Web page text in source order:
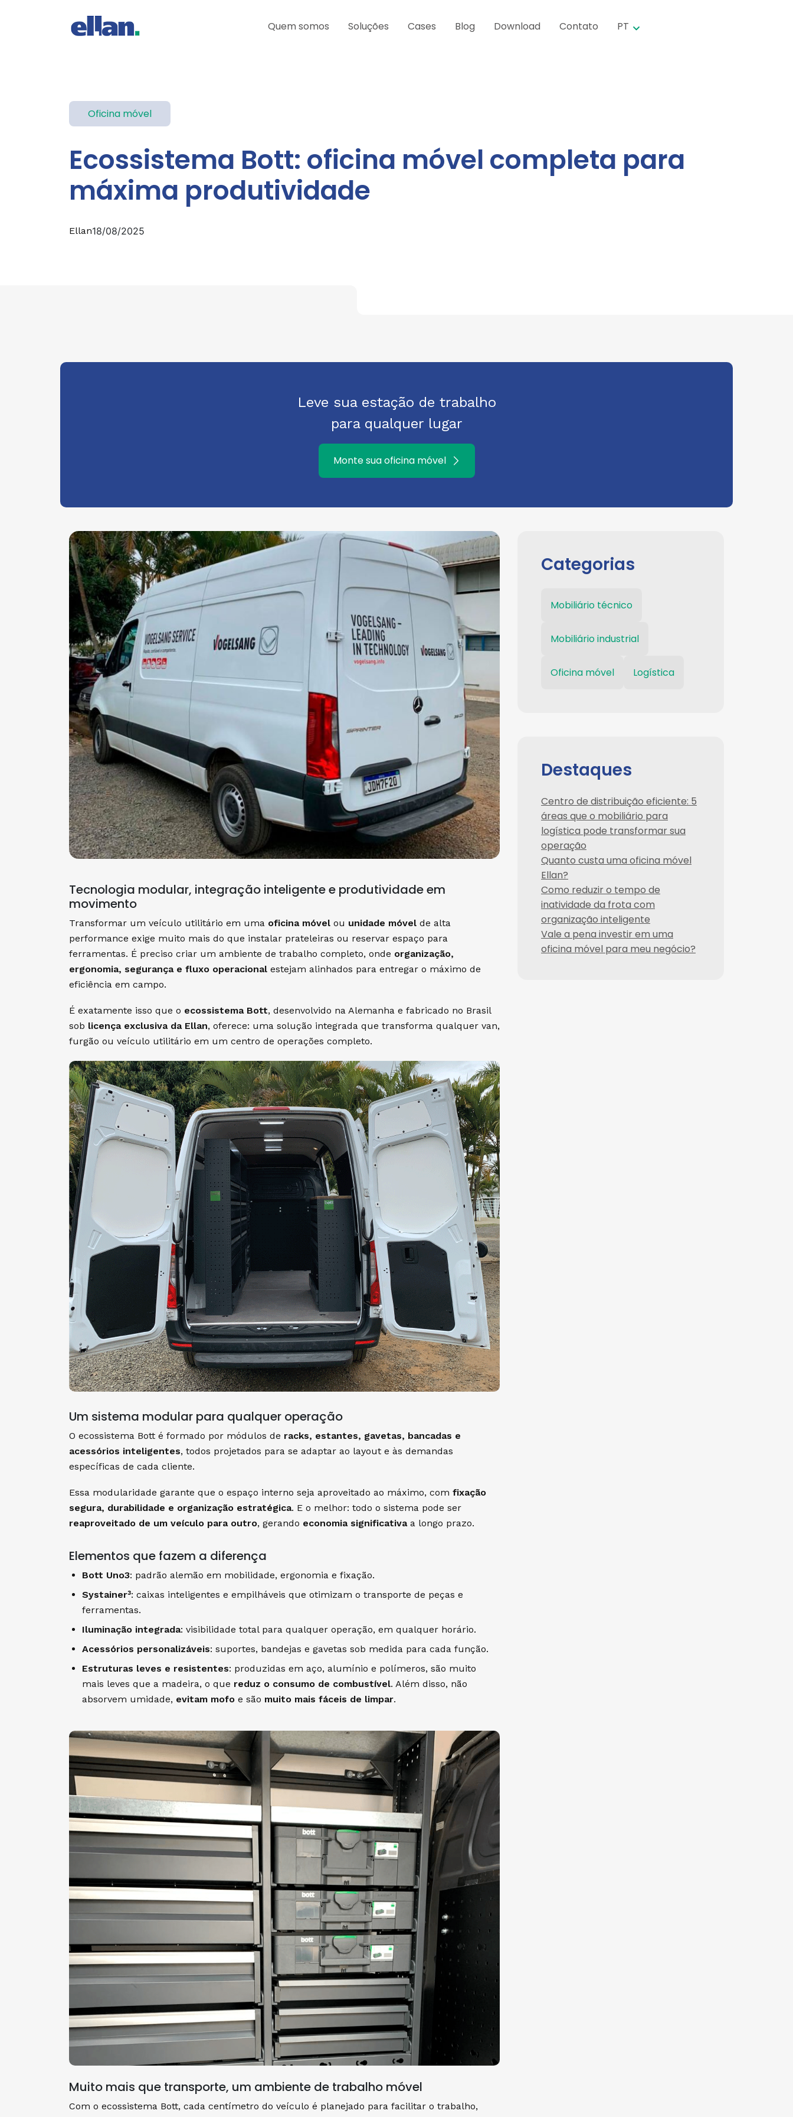
Quem somos Soluções Cases Blog Download Contato PT
Oficina móvel
Ecossistema Bott: oficina móvel completa para
máxima produtividade
Ellan18/08/2025
Leve sua estação de trabalho
para qualquer lugar
Monte sua oficina móvel
Tecnologia modular, integração inteligente e produtividade em
movimento
Transformar um veículo utilitário em uma oficina móvel ou unidade móvel de alta
performance exige muito mais do que instalar prateleiras ou reservar espaço para
ferramentas. É preciso criar um ambiente de trabalho completo, onde organização,
ergonomia, segurança e fluxo operacional estejam alinhados para entregar o máximo de
eficiência em campo.
É exatamente isso que o ecossistema Bott, desenvolvido na Alemanha e fabricado no Brasil
sob licença exclusiva da Ellan, oferece: uma solução integrada que transforma qualquer van,
furgão ou veículo utilitário em um centro de operações completo.
Um sistema modular para qualquer operação
O ecossistema Bott é formado por módulos de racks, estantes, gavetas, bancadas e
acessórios inteligentes, todos projetados para se adaptar ao layout e às demandas
específicas de cada cliente.
Essa modularidade garante que o espaço interno seja aproveitado ao máximo, com fixação
segura, durabilidade e organização estratégica. E o melhor: todo o sistema pode ser
reaproveitado de um veículo para outro, gerando economia significativaa longo prazo.
Elementos que fazem a diferença
Bott Uno3: padrão alemão em mobilidade, ergonomia e fixação.
Systainer³: caixas inteligentes e empilháveis que otimizam o transporte de peças e
ferramentas.
Iluminação integrada: visibilidade total para qualquer operação, em qualquer horário.
Acessórios personalizáveis: suportes, bandejas e gavetas sob medida para cada função.
Estruturas leves e resistentes: produzidas em aço, alumínio e polímeros, são muito
mais leves que a madeira, o que reduz o consumo de combustível. Além disso, não
absorvem umidade, evitam mofoe são muito mais fáceis de limpar.
Muito mais que transporte, um ambiente de trabalho móvel
Com o ecossistema Bott, cada centímetro do veículo é planejado para facilitar o trabalho,
Categorias
Mobiliário técnico
Mobiliário industrial
Oficina móvel Logística
Destaques
Centro de distribuição eficiente: 5
áreas que o mobiliário para
logística pode transformar sua
operação
Quanto custa uma oficina móvel
Ellan?
Como reduzir o tempo de
inatividade da frota com
organização inteligente
Vale a pena investir em uma
oficina móvel para meu negócio?